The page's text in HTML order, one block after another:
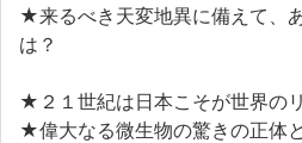
★来るべき天変地異に備えて、
は？
★２１世紀は日本こそが世界の
★偉大なる微生物の驚きの正体